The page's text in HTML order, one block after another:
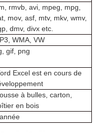
rmvb, avi, mpeg, mpg,
mov, asf, mtv, mkv, wmv,
dmv, divx etc.
WMA, VW
gif, png
Excel est en cours de
à bulles, carton,
en bois